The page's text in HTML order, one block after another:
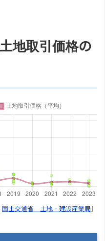
地取引価格の
国土交通省 土地・建設産業局］